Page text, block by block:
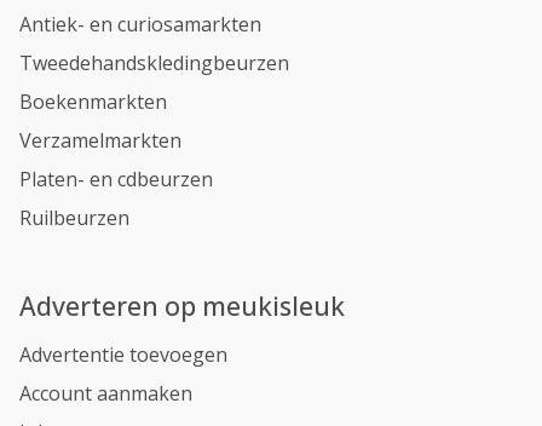
Antiek- en curiosamarkten
Tweedehandskledingbeurzen
Boekenmarkten
Verzamelmarkten
Platen- en cdbeurzen
Ruilbeurzen
Adverteren op meukisleuk
Advertentie toevoegen
Account aanmaken